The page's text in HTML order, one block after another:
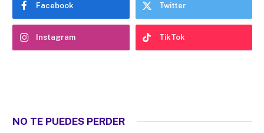
Facebook Twitter
Instagram TikTok
NO TE PUEDES PERDER